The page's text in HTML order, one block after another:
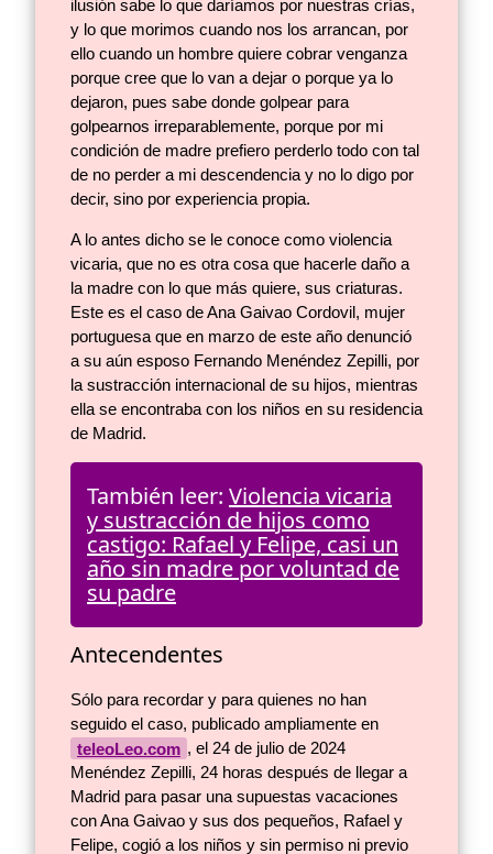
ilusión sabe lo que daríamos por nuestras crías,
y lo que morimos cuando nos los arrancan, por
ello cuando un hombre quiere cobrar venganza
porque cree que lo van a dejar o porque ya lo
dejaron, pues sabe donde golpear para
golpearnos irreparablemente, porque por mi
condición de madre prefiero perderlo todo con tal
de no perder a mi descendencia y no lo digo por
decir, sino por experiencia propia.
A lo antes dicho se le conoce como violencia
vicaria, que no es otra cosa que hacerle daño a
la madre con lo que más quiere, sus criaturas.
Este es el caso de Ana Gaivao Cordovil, mujer
portuguesa que en marzo de este año denunció
a su aún esposo Fernando Menéndez Zepilli, por
la sustracción internacional de su hijos, mientras
ella se encontraba con los niños en su residencia
de Madrid.
También leer: Violencia vicaria
y sustracción de hijos como
castigo: Rafael y Felipe, casi un
año sin madre por voluntad de
su padre
Antecendentes
Sólo para recordar y para quienes no han
seguido el caso, publicado ampliamente en
teleoLeo.com , el 24 de julio de 2024
Menéndez Zepilli, 24 horas después de llegar a
Madrid para pasar una supuestas vacaciones
con Ana Gaivao y sus dos pequeños, Rafael y
Felipe, cogió a los niños y sin permiso ni previo